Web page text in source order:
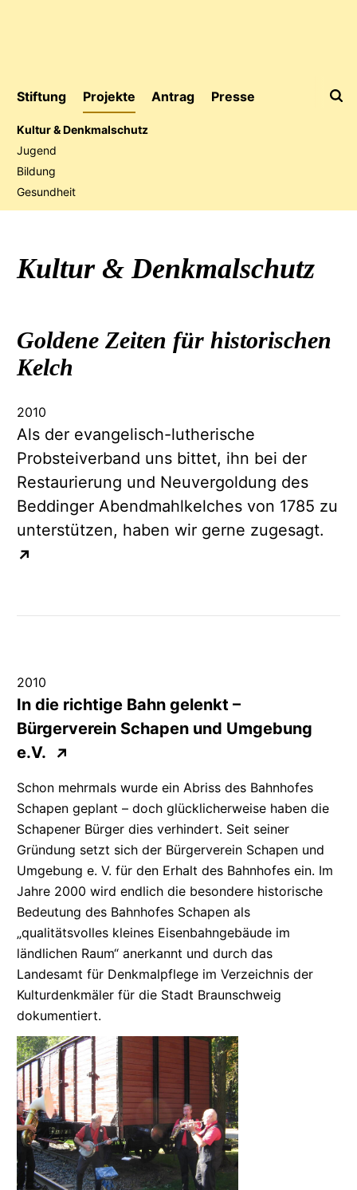
Stiftung
Jubiläumsaktion
Projekte
Kultur & Denkmalschutz
Jugend
Bildung
Gesundheit
Antrag Presse
Kultur & Denkmalschutz
Goldene Zeiten für historischen
Kelch
2010
Als der evangelisch-lutherische
Probsteiverband uns bittet, ihn bei der
Restaurierung und Neuvergoldung des
Beddinger Abendmahlkelches von 1785 zu
unterstützen, haben wir gerne zugesagt.
↗
In die richtige Bahn gelenkt –
Bürgerverein Schapen und Umgebung
e.V.
↗
2010
Schon mehrmals wurde ein Abriss des Bahnhofes
Schapen geplant – doch glücklicherweisehaben die
Schapener Bürger dies verhindert. Seit seiner
Gründung setzt sich der Bürgerverein Schapen und
Umgebung e. V. für den Erhalt des Bahnhofes ein. Im
Jahre 2000 wird endlich die besondere historische
Bedeutung des Bahnhofes Schapen als
„qualitätsvolleskleines Eisenbahngebäudeim
ländlichen Raum“ anerkannt und durch das
Landesamt für Denkmalpflege im Verzeichnis der
Kulturdenkmälerfür die Stadt Braunschweig
dokumentiert.